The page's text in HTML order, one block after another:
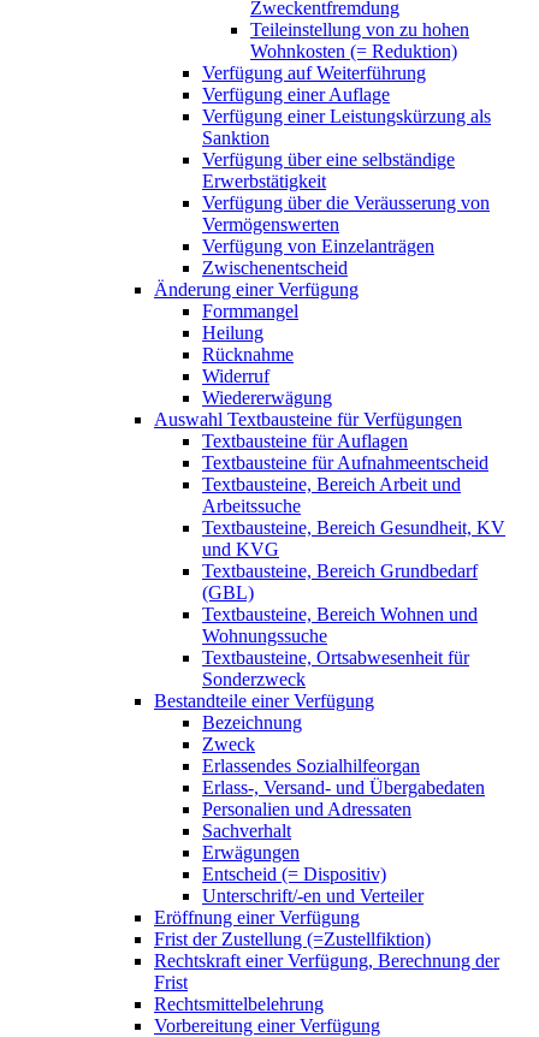
Zweckentfremdung
Teileinstellung von zu hohen
Wohnkosten (= Reduktion)
Verfügung auf Weiterführung
Verfügung einer Auflage
Verfügung einer Leistungskürzung als
Sanktion
Verfügung über eine selbständige
Erwerbstätigkeit
Verfügung über die Veräusserung von
Vermögenswerten
Verfügung von Einzelanträgen
Zwischenentscheid
Änderung einer Verfügung
Formmangel
Heilung
Rücknahme
Widerruf
Wiedererwägung
Auswahl Textbausteine für Verfügungen
Textbausteine für Auflagen
Textbausteine für Aufnahmeentscheid
Textbausteine, Bereich Arbeit und
Arbeitssuche
Textbausteine, Bereich Gesundheit, KV
und KVG
Textbausteine, Bereich Grundbedarf
(GBL)
Textbausteine, Bereich Wohnen und
Wohnungssuche
Textbausteine, Ortsabwesenheit für
Sonderzweck
Bestandteile einer Verfügung
Bezeichnung
Zweck
Erlassendes Sozialhilfeorgan
Erlass-, Versand- und Übergabedaten
Personalien und Adressaten
Sachverhalt
Erwägungen
Entscheid (= Dispositiv)
Unterschrift/-en und Verteiler
Eröffnung einer Verfügung
Frist der Zustellung (=Zustellfiktion)
Rechtskraft einer Verfügung, Berechnung der
Frist
Rechtsmittelbelehrung
Vorbereitung einer Verfügung